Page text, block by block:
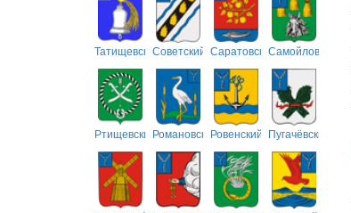
ТатищевскийСоветский СаратовскийСамойловский
РтищевскийРомановскийРовенский Пугачёвский